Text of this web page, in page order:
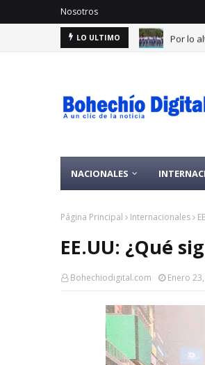
Nosotros
LO ULTIMO Por lo
NACIONALES
Página Principal Internacionales
EE.UU: ¿Qué
Bohechiodigital.com Enero